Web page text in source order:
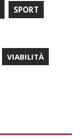
SPORT
VIABILITÀ